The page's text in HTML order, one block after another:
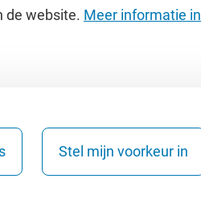
de website. Meer informatie in
Stel mijn voorkeur in
Werken bij de VU